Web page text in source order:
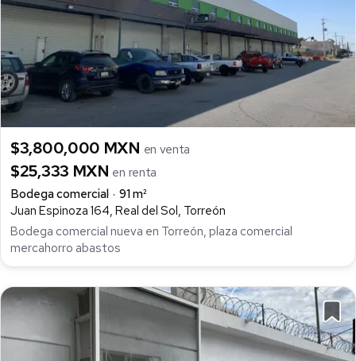
$3,800,000 MXN en venta
$25,333 MXN en renta
Bodega comercial
91 m²
Juan Espinoza 164, Real del Sol, Torreón
Bodega comercial nueva en Torreón, plaza comercial
mercahorro abastos